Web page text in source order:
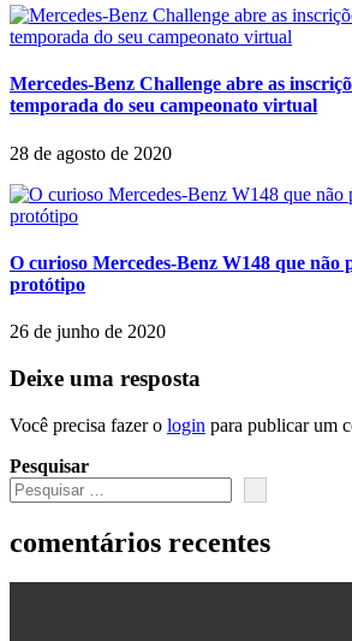
Mercedes-Benz Challenge abre as
temporada do seu campeonato virtual
28 de agosto de 2020
O curioso Mercedes-Benz W148 que não
protótipo
26 de junho de 2020
Deixe uma resposta
Você precisa fazer o login para publicar um
Pesquisar
comentários recentes